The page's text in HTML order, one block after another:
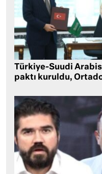
Türkiye-Suudi
paktı kuruldu,